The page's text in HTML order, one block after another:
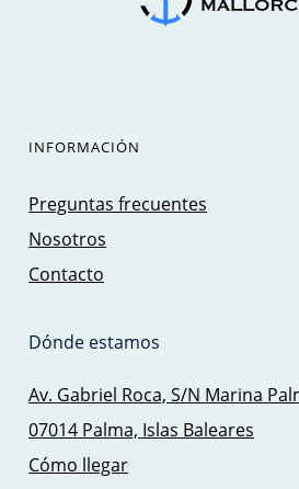
INFORMACIÓN
Preguntas frecuentes
Nosotros
Contacto
Dónde estamos
Av. Gabriel Roca, S/N Marina
07014 Palma, Islas Baleares
Cómo llegar